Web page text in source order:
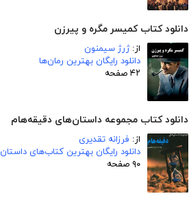
دانلود کتاب کمیسر مگره و پیرزن
از:ژرژ سیمنون
دانلود رایگان بهترین رمان‌ها
۴۲ صفحه
دانلود کتاب مجموعه داستان‌های دقیقه‌هام
از: فرزانه تقدیری
دانلود رایگان بهترین کتاب‌های داستان
۹۰ صفحه